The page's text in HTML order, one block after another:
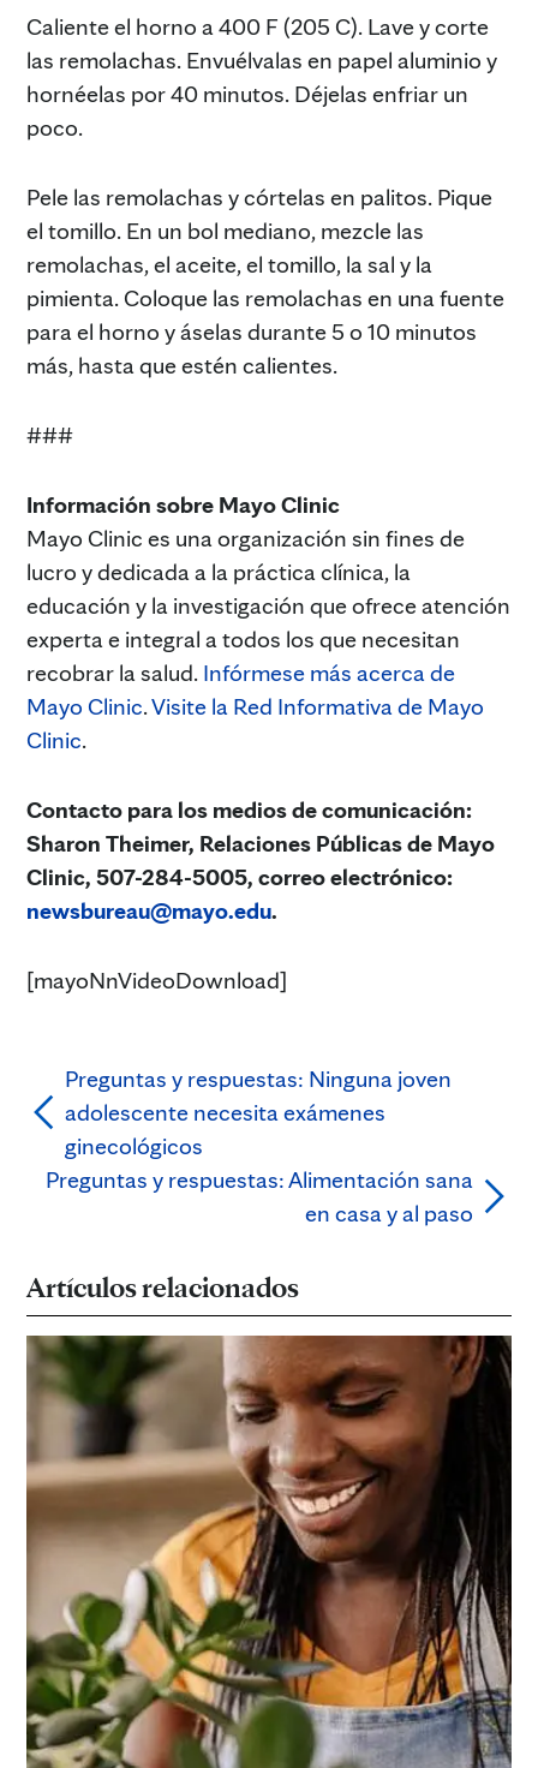
Caliente el horno a 400 F (205 C). Lave y corte
las remolachas. Envuélvalas en papel aluminio y
hornéelas por 40 minutos. Déjelas enfriar un
poco.
Pele las remolachas y córtelas en palitos. Pique
el tomillo. En un bol mediano, mezcle las
remolachas, el aceite, el tomillo, la sal y la
pimienta. Coloque las remolachas en una fuente
para el horno y áselas durante 5 o 10 minutos
más, hasta que estén calientes.
###
Información sobre Mayo Clinic
Mayo Clinic es una organización sin fines de
lucro y dedicada a la práctica clínica, la
educación y la investigación que ofrece atención
experta e integral a todos los que necesitan
recobrar la salud. Infórmese más acerca de
Mayo Clinic.Visite la Red Informativa de Mayo
Clinic.
Contacto para los medios de comunicación:
Sharon Theimer, Relaciones Públicas de Mayo
Clinic, 507-284-5005, correo electrónico:
newsbureau@mayo.edu.
[mayoNnVideoDownload]
Preguntas y respuestas: Ninguna joven
adolescente necesita exámenes
ginecológicos
Preguntas y respuestas: Alimentación sana
en casa y al paso
Artículos relacionados